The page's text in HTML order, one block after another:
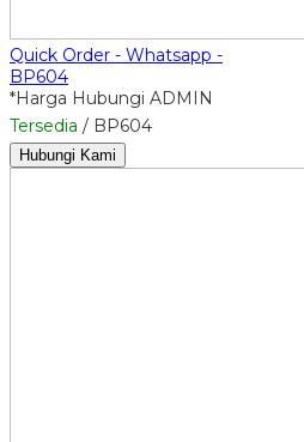
Quick Order - Whatsapp -
BP604
*Harga Hubungi ADMIN
Tersedia / BP604
Hubungi Kami